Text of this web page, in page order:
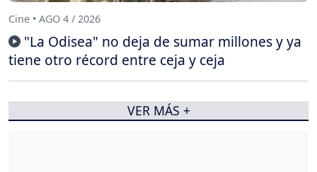
Cine • AGO 4 / 2026
"La Odisea" no deja de sumar millones y ya
tiene otro récord entre ceja y ceja
VER MÁS +